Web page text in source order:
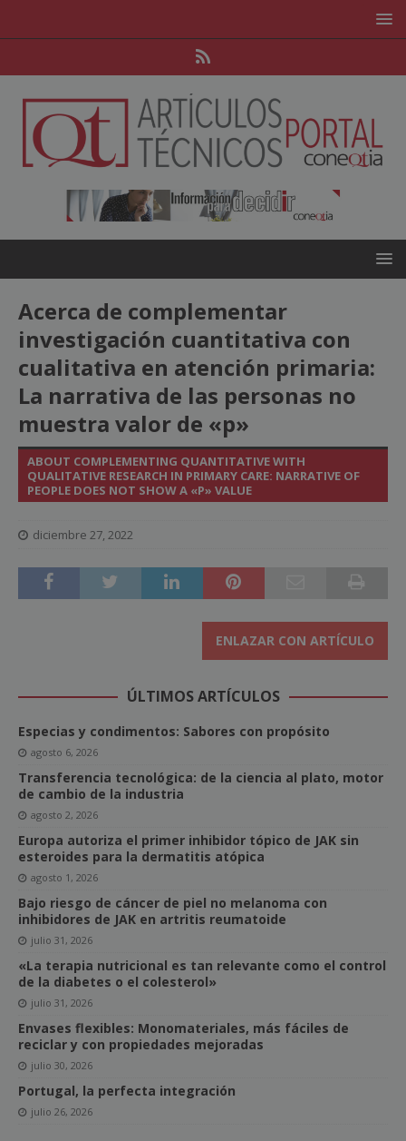
Acerca de complementar
investigación cuantitativa con
cualitativa en atención primaria:
La narrativa de las personas no
muestra valor de «p»
ABOUT COMPLEMENTING QUANTITATIVE WITH
QUALITATIVE RESEARCH IN PRIMARY CARE: NARRATIVE OF
PEOPLE DOES NOT SHOW A «P» VALUE
diciembre 27, 2022
ENLAZAR CON ARTÍCULO
ÚLTIMOS ARTÍCULOS
Especias y condimentos: Sabores con propósito
agosto 6, 2026
Transferencia tecnológica: de la ciencia al plato, motor
de cambio de la industria
agosto 2, 2026
Europa autoriza el primer inhibidor tópico de JAK sin
esteroides para la dermatitis atópica
agosto 1, 2026
Bajo riesgo de cáncer de piel no melanoma con
inhibidores de JAK en artritis reumatoide
julio 31, 2026
«La terapia nutricional es tan relevante como el control
de la diabetes o el colesterol»
julio 31, 2026
Envases flexibles: Monomateriales, más fáciles de
reciclar y con propiedades mejoradas
julio 30, 2026
Portugal, la perfecta integración
julio 26, 2026